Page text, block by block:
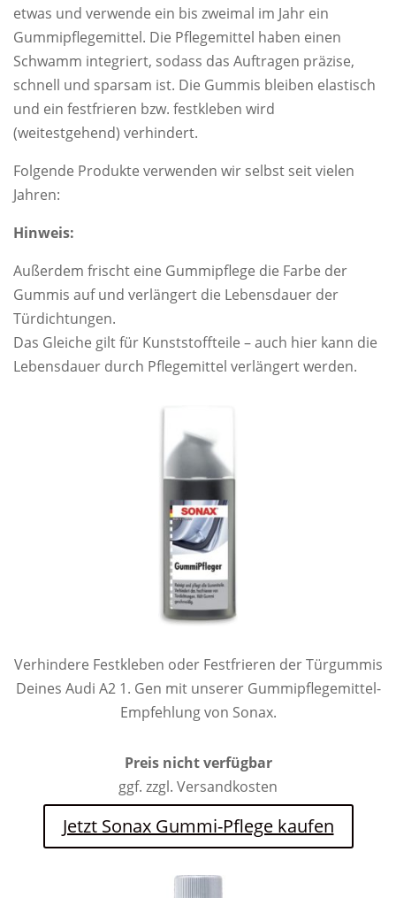
etwas und verwende ein bis zweimal im Jahr ein
Gummipflegemittel. Die Pflegemittel haben einen
Schwamm integriert, sodass das Auftragen präzise,
schnell und sparsam ist. Die Gummis bleiben elastisch
und ein festfrieren bzw. festkleben wird
(weitestgehend) verhindert.
Folgende Produkte verwenden wir selbst seit vielen
Jahren:
Hinweis:
Außerdem frischt eine Gummipflege die Farbe der
Gummis auf und verlängert die Lebensdauer der
Türdichtungen.
Das Gleiche gilt für Kunststoffteile – auch hier kann die
Lebensdauer durch Pflegemittel verlängert werden.
Verhindere Festkleben oder Festfrieren der Türgummis
Deines Audi A2 1. Gen mit unserer Gummipflegemittel-
Empfehlung von Sonax.
Preis nicht verfügbar
ggf. zzgl. Versandkosten
Jetzt Sonax Gummi-Pflege kaufen